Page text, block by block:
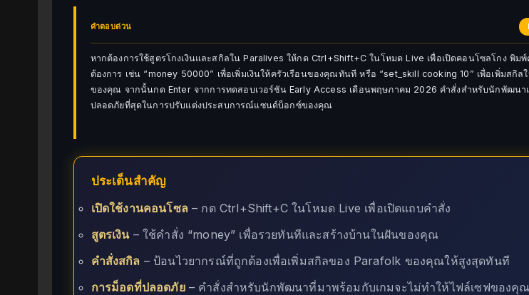
คำตอบด่วน
หากต้องการใช้สูตรโกงเงินและสกิลใน Paralives ให้กด Ctrl+Shift+C ในโหมด Live เพื่อเปิดคอนโซลโกง พิมพ์
ต้องการ เช่น “money 50000” เพื่อเพิ่มเงินให้ครัวเรือนของคุณทันที หรือ “set_skill cooking 10” เพื่อเพิ่มสกิล
ของคุณ จากนั้นกด Enter จากการทดสอบเวอร์ชัน Early Access เดือนพฤษภาคม 2026 คำสั่งสำหรับนักพัฒนา
ปลอดภัยที่สุดในการปรับแต่งประสบการณ์แซนด์บ็อกซ์ของคุณ
ประเด็นสำคัญ
เปิดใช้งานคอนโซล– กด Ctrl+Shift+C ในโหมด Live เพื่อเปิดแถบคำสั่ง
สูตรเงิน– ใช้คำสั่ง “money” เพื่อรวยทันทีและสร้างบ้านในฝันของคุณ
คำสั่งสกิล – ป้อนไวยากรณ์ที่ถูกต้องเพื่อเพิ่มสกิลของ Parafolk ของคุณให้สูงสุดทันที
การม็อดที่ปลอดภัย– คำสั่งสำหรับนักพัฒนาที่มาพร้อมกับเกมจะไม่ทำให้ไฟล์เซฟของคุณ